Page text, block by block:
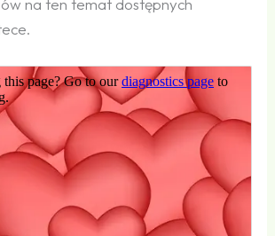
na ten temat dostępnych